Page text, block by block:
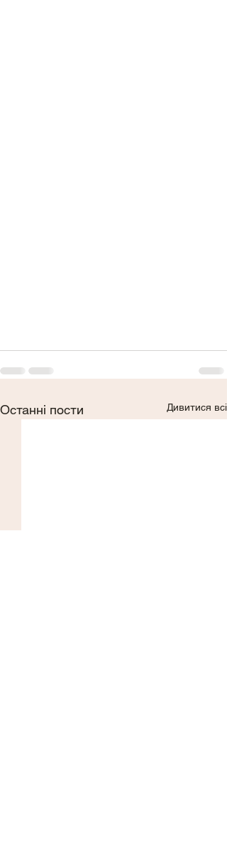
Останні пости Дивитися всі